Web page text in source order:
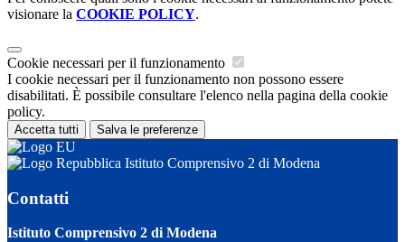
visionare la COOKIE POLICY.
Cookie necessari per il funzionamento
I cookie necessari per il funzionamento non possono essere
disabilitati. È possibile consultare l'elenco nella pagina della cookie
policy.
Accetta tutti Salva le preferenze
Istituto Comprensivo 2 di Modena
Contatti
Istituto Comprensivo 2 di Modena